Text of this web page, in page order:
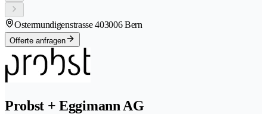
Ostermundigenstrasse 403006 Bern
Offerte anfragen
Probst + Eggimann AG